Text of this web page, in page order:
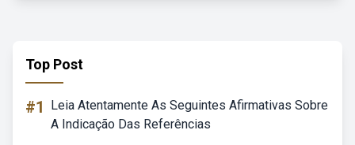
Top Post
#1
Leia Atentamente As Seguintes Afirmativas Sobre
A Indicação Das Referências